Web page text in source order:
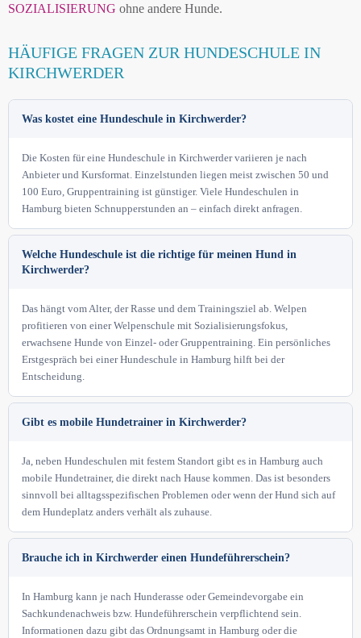
SOZIALISIERUNG ohne andere Hunde.
HÄUFIGE FRAGEN ZUR HUNDESCHULE IN
KIRCHWERDER
Was kostet eine Hundeschule in Kirchwerder?
Die Kosten für eine Hundeschule in Kirchwerder variieren je nach
Anbieter und Kursformat. Einzelstunden liegen meist zwischen 50 und
100 Euro, Gruppentraining ist günstiger. Viele Hundeschulen in
Hamburg bieten Schnupperstunden an – einfach direkt anfragen.
Welche Hundeschule ist die richtige für meinen Hund in
Kirchwerder?
Das hängt vom Alter, der Rasse und dem Trainingsziel ab. Welpen
profitieren von einer Welpenschule mit Sozialisierungsfokus,
erwachsene Hunde von Einzel- oder Gruppentraining. Ein persönliches
Erstgespräch bei einer Hundeschule in Hamburg hilft bei der
Entscheidung.
Gibt es mobile Hundetrainer in Kirchwerder?
Ja, neben Hundeschulen mit festem Standort gibt es in Hamburg auch
mobile Hundetrainer, die direkt nach Hause kommen. Das ist besonders
sinnvoll bei alltagsspezifischen Problemen oder wenn der Hund sich auf
dem Hundeplatz anders verhält als zuhause.
Brauche ich in Kirchwerder einen Hundeführerschein?
In Hamburg kann je nach Hunderasse oder Gemeindevorgabe ein
Sachkundenachweis bzw. Hundeführerschein verpflichtend sein.
Informationen dazu gibt das Ordnungsamt in Hamburg oder die